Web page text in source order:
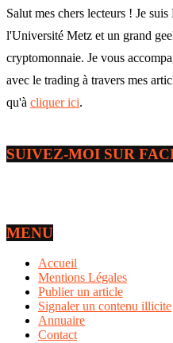
Salut mes chers lecteurs ! Je
l'Université Metz et un grand
cryptomonnaie. Je vous
avec le trading à travers mes
qu'à cliquer ici.
SUIVEZ-MOI SUR
MENU
Accueil
Mentions Légales
Publier un article
Signaler un contenu illicite
Annuaire
Contact